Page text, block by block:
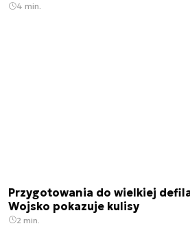
4 min.
Przygotowania do wielkiej
Wojsko pokazuje kulisy
2 min.